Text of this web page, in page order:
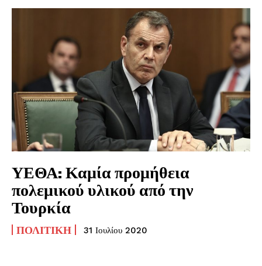
ΥΕΘΑ: Καμία προμήθεια
πολεμικού υλικού από την
Τουρκία
ΠΟΛΙΤΙΚΉ 31 Ιουλίου 2020